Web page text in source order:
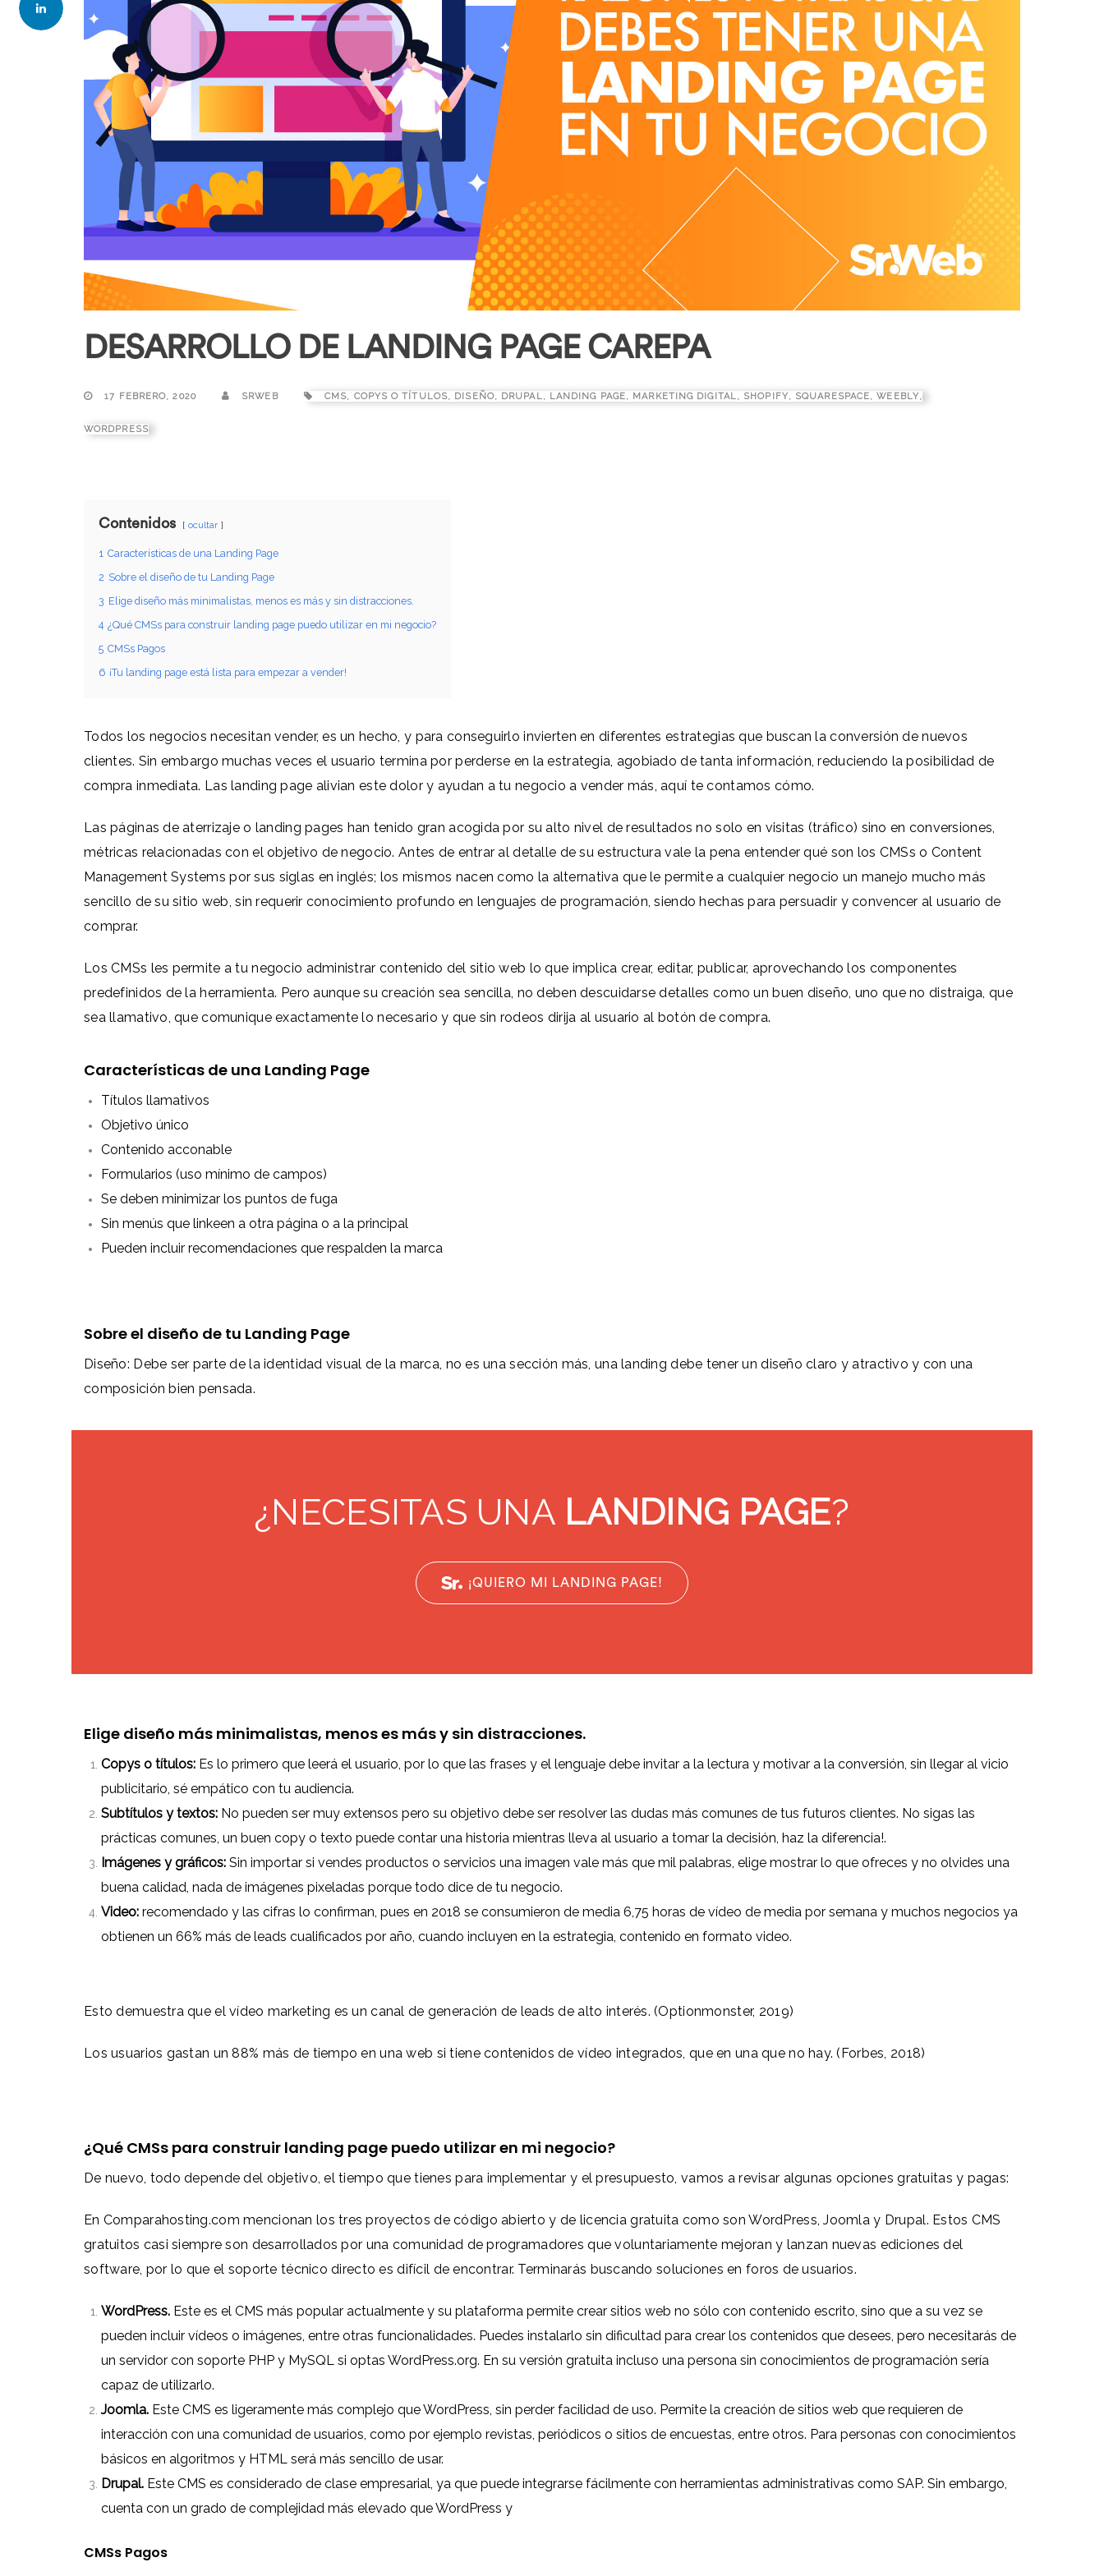
DESARROLLO DE LANDING PAGE CAREPA
17 FEBRERO, 2020 SRWEB CMS, COPYS O TÍTULOS, DISEÑO, DRUPAL, LANDING PAGE, MARKETING DIGITAL, SHOPIFY, SQUARESPACE,WEEBLY,
WORDPRESS
Contenidos ocultar
1 Características de una Landing Page
2 Sobre el diseño de tu Landing Page
3 Elige diseño más minimalistas, menos es más y sin distracciones.
4 ¿Qué CMSs para construir landing page puedo utilizar en mi negocio?
5 CMSs Pagos
6 ¡Tu landing page está lista para empezar a vender!
Todos los negocios necesitan vender, es un hecho, y para conseguirlo invierten en diferentes estrategias que buscan la conversión de nuevos
clientes. Sin embargo muchas veces el usuario termina por perderse en la estrategia, agobiado de tanta información, reduciendo la posibilidad de
compra inmediata. Las landing page alivian este dolor y ayudan a tu negocio a vender más, aquí te contamos cómo.
Las páginas de aterrizaje o landing pages han tenido gran acogida por su alto nivel de resultados no solo en visitas (tráfico) sino en conversiones,
métricas relacionadas con el objetivo de negocio. Antes de entrar al detalle de su estructura vale la pena entender qué son los CMSs o Content
Management Systems por sus siglas en inglés; los mismos nacen como la alternativa que le permite a cualquier negocio un manejo mucho más
sencillo de su sitio web, sin requerir conocimiento profundo en lenguajes de programación, siendo hechas para persuadir y convencer al usuario de
comprar.
Los CMSs les permite a tu negocio administrar contenido del sitio web lo que implica crear, editar, publicar, aprovechando los componentes
predefinidos de la herramienta. Pero aunque su creación sea sencilla, no deben descuidarse detalles como un buen diseño, uno que no distraiga, que
sea llamativo, que comunique exactamente lo necesario y que sin rodeos dirija al usuario al botón de compra.
Características de una Landing Page
Títulos llamativos
Objetivo único
Contenido acconable
Formularios (uso mínimo de campos)
Se deben minimizar los puntos de fuga
Sin menús que linkeen a otra página o a la principal
Pueden incluir recomendaciones que respalden la marca
Sobre el diseño de tu Landing Page
Diseño: Debe ser parte de la identidad visual de la marca, no es una sección más, una landing debe tener un diseño claro y atractivo y con una
composición bien pensada.
¿NECESITAS UNA LANDING PAGE?
¡QUIERO MI LANDING PAGE!
Elige diseño más minimalistas, menos es más y sin distracciones.
Copys o títulos: Es lo primero que leerá el usuario, por lo que las frases y el lenguaje debe invitar a la lectura y motivar a la conversión, sin llegar al vicio
publicitario, sé empático con tu audiencia.
Subtítulos y textos: No pueden ser muy extensos pero su objetivo debe ser resolver las dudas más comunes de tus futuros clientes. No sigas las
prácticas comunes, un buen copy o texto puede contar una historia mientras lleva al usuario a tomar la decisión, haz la diferencia!.
Imágenes y gráficos: Sin importar si vendes productos o servicios una imagen vale más que mil palabras, elige mostrar lo que ofreces y no olvides una
buena calidad, nada de imágenes pixeladas porque todo dice de tu negocio.
Video: recomendado y las cifras lo confirman, pues en 2018 se consumieron de media 6,75 horas de vídeo de media por semana y muchos negocios ya
obtienen un 66% más de leads cualificados por año, cuando incluyen en la estrategia, contenido en formato video.
Esto demuestra que el vídeo marketing es un canal de generación de leads de alto interés. (Optionmonster, 2019)
Los usuarios gastan un 88% más de tiempo en una web si tiene contenidos de vídeo integrados, que en una que no hay. (Forbes, 2018)
¿Qué CMSs para construir landing page puedo utilizar en mi negocio?
De nuevo, todo depende del objetivo, el tiempo que tienes para implementar y el presupuesto, vamos a revisar algunas opciones gratuitas y pagas:
En Comparahosting.com mencionan los tres proyectos de código abierto y de licencia gratuita como son WordPress, Joomla y Drupal. Estos CMS
gratuitos casi siempre son desarrollados por una comunidad de programadores que voluntariamente mejoran y lanzan nuevas ediciones del
software, por lo que el soporte técnico directo es difícil de encontrar. Terminarás buscando soluciones en foros de usuarios.
WordPress. Este es el CMS más popular actualmente y su plataforma permite crear sitios web no sólo con contenido escrito, sino que a su vez se
pueden incluir vídeos o imágenes, entre otras funcionalidades. Puedes instalarlo sin dificultad para crear los contenidos que desees, pero necesitarás de
un servidor con soporte PHP y MySQL si optas WordPress.org. En su versión gratuita incluso una persona sin conocimientos de programación sería
capaz de utilizarlo.
Joomla. Este CMS es ligeramente más complejo que WordPress, sin perder facilidad de uso. Permite la creación de sitios web que requieren de
interacción con una comunidad de usuarios, como por ejemplo revistas, periódicos o sitios de encuestas, entre otros. Para personas con conocimientos
básicos en algoritmos y HTML será más sencillo de usar.
Drupal. Este CMS es considerado de clase empresarial, ya que puede integrarse fácilmente con herramientas administrativas como SAP. Sin embargo,
cuenta con un grado de complejidad más elevado que WordPress y
CMSs Pagos